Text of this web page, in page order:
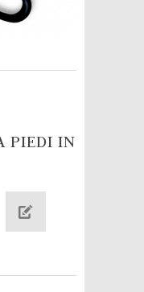
PIEDI IN